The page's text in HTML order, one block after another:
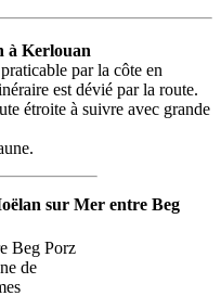
à Kerlouan
par la côte en
est dévié par la route.
étroite à suivre avec grande
sur Mer entre Beg
Beg Porz
de